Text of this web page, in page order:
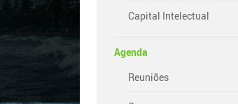
Capital Intelectual
Agenda
Reuniões